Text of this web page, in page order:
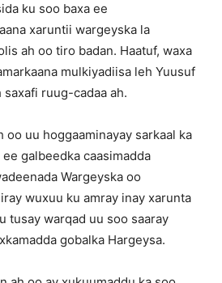
ku soo baxa ee
xaruntii wargeyska la
ah oo tiro badan. Haatuf, waxa
mulkiyadiisa leh Yuusuf
saxafi ruug-cadaa ah.
oo uu hoggaaminayay sarkaal ka
galbeedka caasimadda
Wargeyska oo
wuxuu ku amray inay xarunta
tusay warqad uu soo saaray
gobalka Hargeysa.